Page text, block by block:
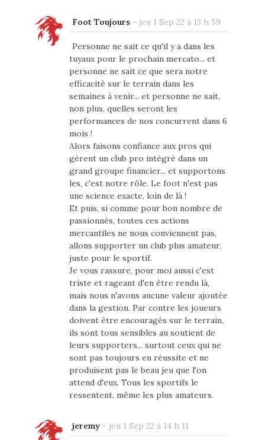
Foot Toujours- jeu 1 Sep 22 à 13 h 59
Personne ne sait ce qu'il y a dans les
tuyaux pour le prochain mercato... et
personne ne sait ce que sera notre
efficacité sur le terrain dans les
semaines à venir... et personne ne sait,
non plus, quelles seront les
performances de nos concurrent dans 6
mois !
Alors faisons confiance aux pros qui
gèrent un club pro intégré dans un
grand groupe financier... et supportons
les, c'est notre rôle. Le foot n'est pas
une science exacte, loin de là !
Et puis, si comme pour bon nombre de
passionnés, toutes ces actions
mercantiles ne nous conviennent pas,
allons supporter un club plus amateur,
juste pour le sportif.
Je vous rassure, pour moi aussi c'est
triste et rageant d'en être rendu là,
mais nous n'avons aucune valeur ajoutée
dans la gestion. Par contre les joueurs
doivent être encouragés sur le terrain,
ils sont tous sensibles au soutient de
leurs supporters... surtout ceux qui ne
sont pas toujours en réussite et ne
produisent pas le beau jeu que l'on
attend d'eux. Tous les sportifs le
ressentent, même les plus amateurs.
jeremy- jeu 1 Sep 22 à 14 h 11